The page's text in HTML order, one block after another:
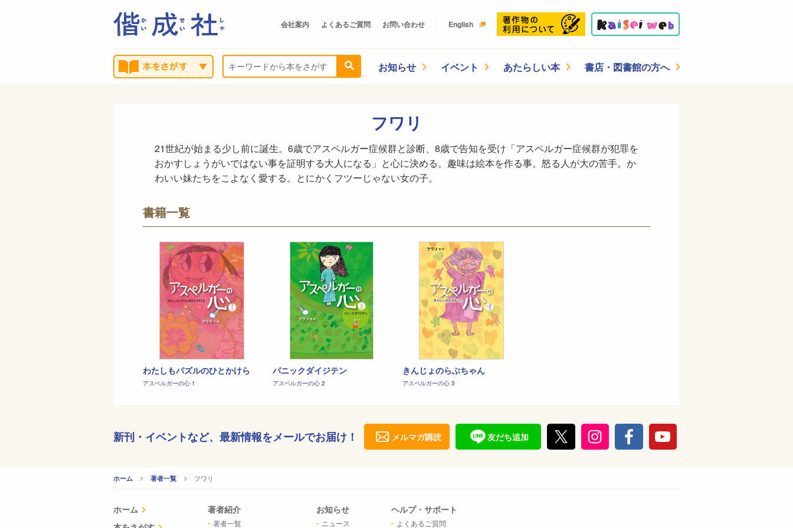
会社案内 よくあるご質問 お問い合わせ English
お知らせ イベント あたらしい本 書店・図書館の方へ
フワリ
21世紀が始まる少し前に誕生。6歳でアスペルガー症候群と診断、8歳で告知を受け「アスペルガー症候群が犯罪を
おかすしょうがいではない事を証明する大人になる」と心に決める。趣味は絵本を作る事。怒る人が大の苦手。か
わいい妹たちをこよなく愛する。とにかくフツーじゃない女の子。
書籍一覧
わたしもパズルのひとかけら
アスペルガーの心 1
パニックダイジテン
アスペルガーの心 2
きんじょのらぶちゃん
アスペルガーの心 3
新刊・イベントなど、 最新情報をメールでお届け！ メルマガ購読 友だち追加
ホーム 著者一覧 CURRENT:
フワリ
ホーム
著者紹介
著者一覧
お知らせ
ニュース
ヘルプ・サポート
よくあるご質問